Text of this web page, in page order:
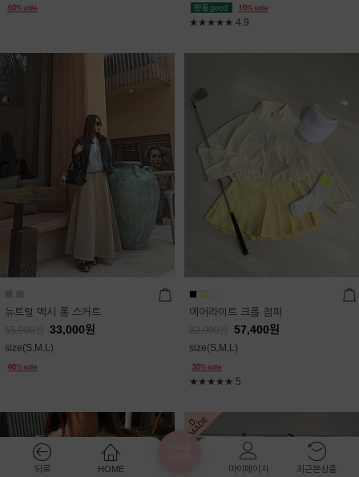
★★★★★ 4.9
뉴트럴 맥시 롱 스커트
55,000 33,000원
size(S,M,L)
에어라이트 크롭 점퍼
82,000 57,400원
size(S,M,L)
★★★★★ 5
뒤로 HOME
마이페이지
최근본상품